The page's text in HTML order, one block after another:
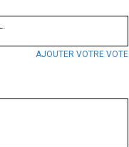
AJOUTER VOTRE VOTE